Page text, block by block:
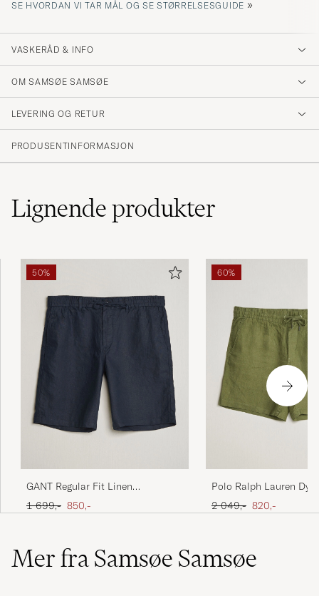
SE HVORDAN VI TAR MÅL OG SE STØRRELSESGUIDE »
VASKERÅD & INFO
OM SAMSØE SAMSØE
LEVERING OG RETUR
PRODUSENTINFORMASJON
Lignendeprodukter
50%
GANT Regular Fit Linen
Drawstring Shorts Evening Blue
Ordinær pris
1 699,- Nedsatt pris
850,-
60%
Polo Ralph Lauren
Shorts Garden Trail
Ordinær pris
2 049,- Nedsatt pris
820,-
Mer fra Samsøe Samsøe